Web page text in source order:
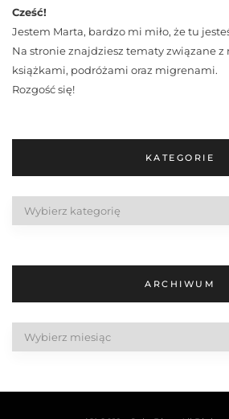
Cześć!
Jestem Marta, bardzo mi miło, że tu
Na stronie znajdziesz tematy związane z
książkami, podróżami oraz migrenami.
Rozgość się!
KATEGORIE
ARCHIWUM